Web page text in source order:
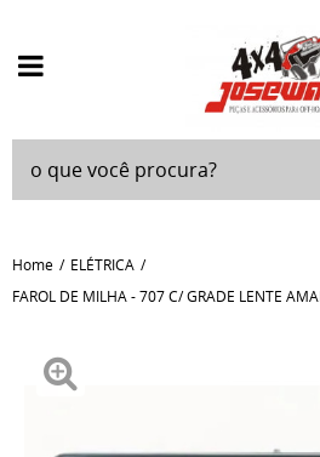
Home
ELÉTRICA
FAROL DE MILHA - 707 C/ GRADE LENTE